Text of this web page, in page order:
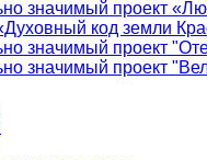
значимый проект
код земли
значимый проект
значимый проект